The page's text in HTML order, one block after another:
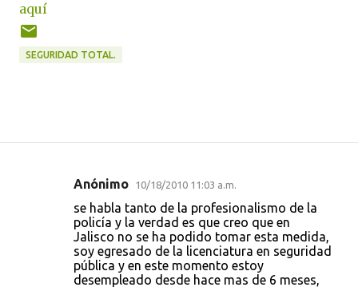
aquí
SEGURIDAD TOTAL.
Anónimo 10/18/2010 11:03 a.m.
se habla tanto de la profesionalismo de la
policía y la verdad es que creo que en
Jalisco no se ha podido tomar esta medida,
soy egresado de la licenciatura en seguridad
pública y en este momento estoy
desempleado desde hace mas de 6 meses,